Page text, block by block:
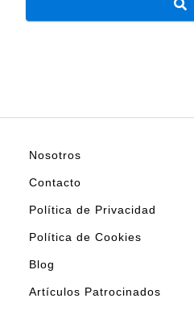
Nosotros
Contacto
Política de Privacidad
Política de Cookies
Blog
Artículos Patrocinados